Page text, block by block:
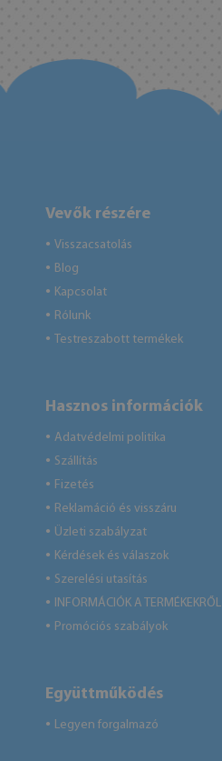
Vevők részére
● Visszacsatolás
● Blog
● Kapcsolat
● Rólunk
● Testreszabott termékek
Hasznos információk
● Adatvédelmi politika
● Szállítás
● Fizetés
● Reklamáció és visszáru
● Üzleti szabályzat
● Kérdések és válaszok
● Szerelési utasítás
● INFORMÁCIÓK A TERMÉKEKRŐL
● Promóciós szabályok
Együttműködés
● Legyen forgalmazó